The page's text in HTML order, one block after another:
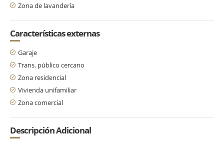
Zona de lavandería
Características externas
Garaje
Trans. público cercano
Zona residencial
Vivienda unifamiliar
Zona comercial
Descripción Adicional